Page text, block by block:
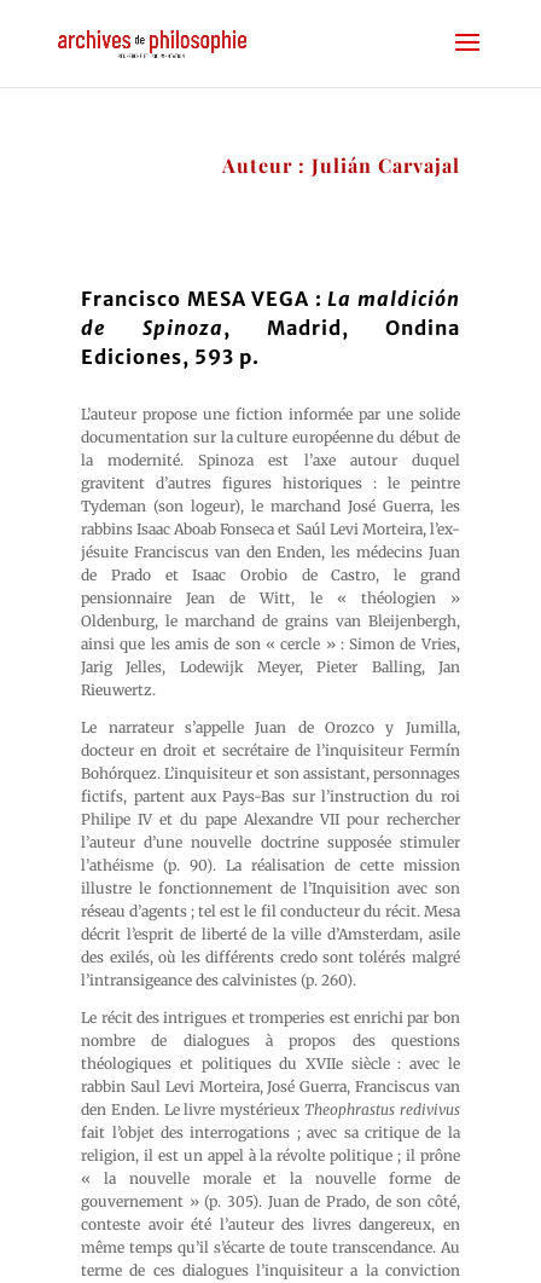
Auteur : Julián Carvajal
Francisco MESA VEGA :La maldición
de Spinoza, Madrid, Ondina
Ediciones, 593 p.
L’auteur propose une fiction informée par une solide
documentation sur la culture européenne du début de
la modernité. Spinoza est l’axe autour duquel
gravitent d’autres figures historiques : le peintre
Tydeman (son logeur), le marchand José Guerra, les
rabbins Isaac Aboab Fonseca et Saúl Levi Morteira, l’ex-
jésuite Franciscus van den Enden, les médecins Juan
de Prado et Isaac Orobio de Castro, le grand
pensionnaire Jean de Witt, le « théologien »
Oldenburg, le marchand de grains van Bleijenbergh,
ainsi que les amis de son « cercle » : Simon de Vries,
Jarig Jelles, Lodewijk Meyer, Pieter Balling, Jan
Rieuwertz.
Le narrateur s’appelle Juan de Orozco y Jumilla,
docteur en droit et secrétaire de l’inquisiteur Fermín
Bohórquez. L’inquisiteur et son assistant, personnages
fictifs, partent aux Pays-Bas sur l’instruction du roi
Philipe IV et du pape Alexandre VII pour rechercher
l’auteur d’une nouvelle doctrine supposée stimuler
l’athéisme (p. 90). La réalisation de cette mission
illustre le fonctionnement de l’Inquisition avec son
réseau d’agents ; tel est le fil conducteur du récit. Mesa
décrit l’esprit de liberté de la ville d’Amsterdam, asile
des exilés, où les différents credo sont tolérés malgré
l’intransigeance des calvinistes (p. 260).
Le récit des intrigues et tromperies est enrichi par bon
nombre de dialogues à propos des questions
théologiques et politiques du XVIIe siècle : avec le
rabbin Saul Levi Morteira, José Guerra, Franciscus van
den Enden. Le livre mystérieuxTheophrastus redivivus
fait l’objet des interrogations ; avec sa critique de la
religion, il est un appel à la révolte politique ; il prône
« la nouvelle morale et la nouvelle forme de
gouvernement » (p. 305). Juan de Prado, de son côté,
conteste avoir été l’auteur des livres dangereux, en
même temps qu’il s’écarte de toute transcendance. Au
terme de ces dialogues l’inquisiteur a la conviction